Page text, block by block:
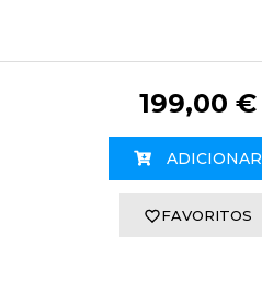
199,00 €
ADICIONAR
FAVORITOS